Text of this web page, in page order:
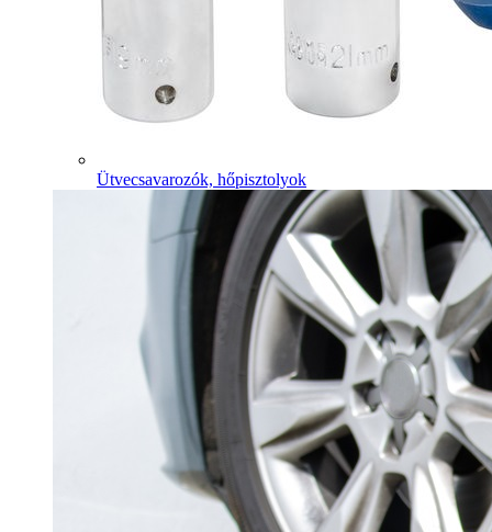
Ütvecsavarozók, hőpisztolyok